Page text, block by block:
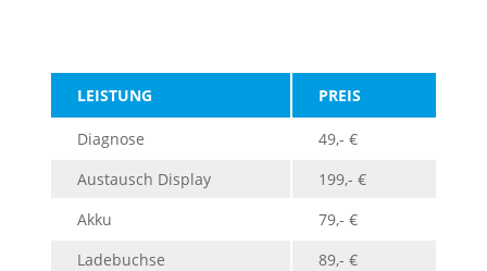
LEISTUNG PREIS
Diagnose
49,- €
Austausch Display
199,- €
Akku
79,- €
Ladebuchse
89,- €